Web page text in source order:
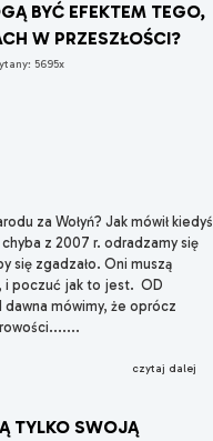
BYĆ EFEKTEM TEGO,
W PRZESZŁOŚCI?
5695x
za Wołyń? Jak mówił kiedyś
z 2007 r. odradzamy się
się zgadzało. Oni muszą
i poczuć jak to jest. OD
mówimy, że oprócz
czytaj dalej
TYLKO SWOJĄ